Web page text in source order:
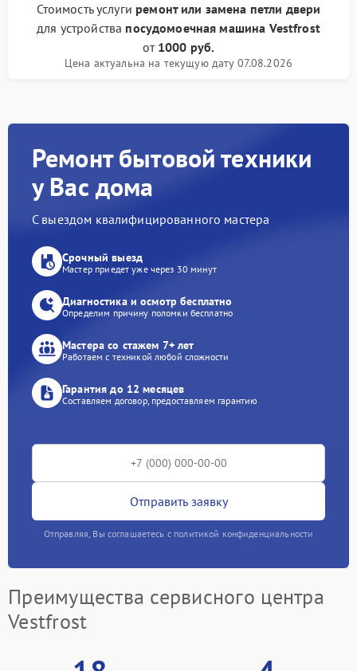
Стоимость услуги ремонт или замена петли двери
для устройства посудомоечная машина Vestfrost
от 1000 руб.
Цена актуальна на текущую дату 07.08.2026
Ремонт бытовой техники
у Вас дома
С выездом квалифицированного мастера
Срочный выезд
Мастер приедет уже через 30 минут
Диагностика и осмотр бесплатно
Определим причину поломки бесплатно
Мастера со стажем 7+ лет
Работаем с техникой любой сложности
Гарантия до 12 месяцев
Составляем договор, предоставляем гарантию
Отправить заявку
Отправляя, Вы соглашаетесь с политикой конфиденциальности
Преимущества сервисного центра
Vestfrost